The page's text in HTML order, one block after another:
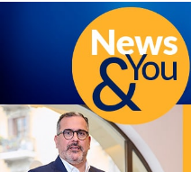
t
a
M
E
m
i
f
o
r
o
n
n
o
r